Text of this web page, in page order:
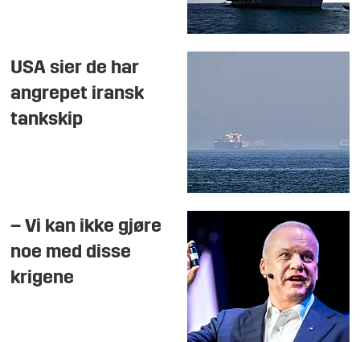
USA sier de har
angrepet iransk
tankskip
– Vi kan ikke gjøre
noe med disse
krigene